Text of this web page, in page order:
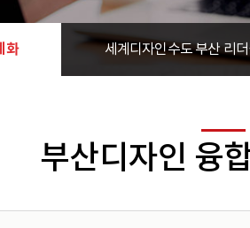
화 세계디자인수도 부산 리더
부산디자인 융